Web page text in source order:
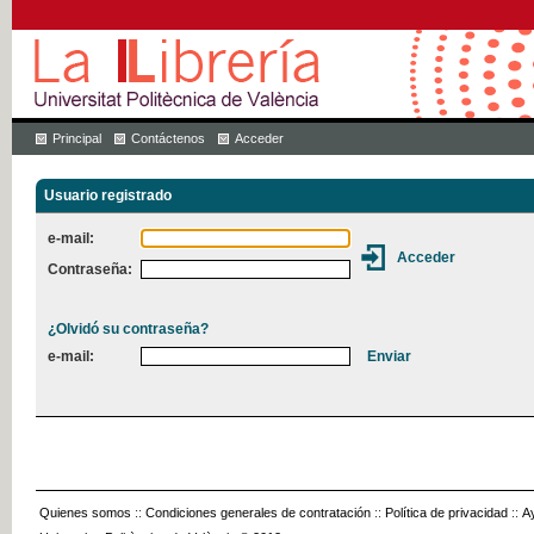
Principal Contáctenos Acceder
Usuario registrado
e-mail:
Contraseña:
¿Olvidó su contraseña?
e-mail:
Quienes somos :: Condiciones generales de contratación :: Política de privacidad ::